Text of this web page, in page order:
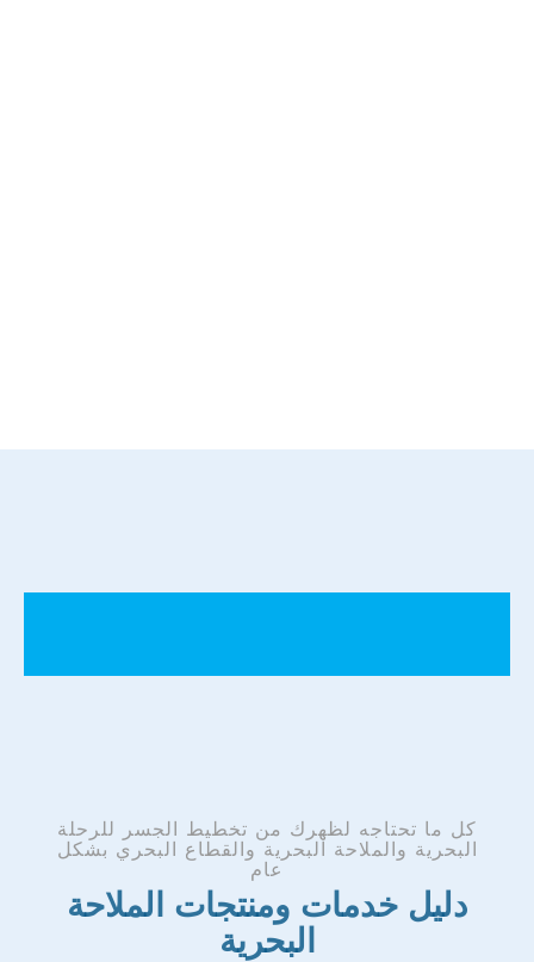
كل ما تحتاجه لظهرك من تخطيط الجسر للرحلة
البحرية والملاحة البحرية والقطاع البحري بشكل
عام
دليل خدمات ومنتجات الملاحة
البحرية